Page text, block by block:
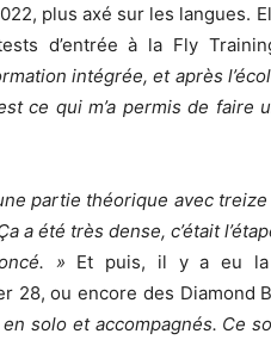
plus axé sur les langues.
d’entrée à la Fly
intégrée, et après
ce qui m’a permis de
partie théorique avec
a été très dense, c’était
» Et puis, il y a eu la
28, ou encore des Diamond
solo et accompagnés. Ce